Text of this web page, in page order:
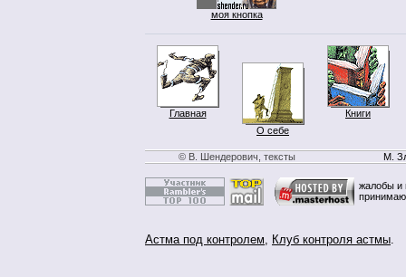
моя кнопка
Главная
О себе
Книги
© В. Шендерович, тексты М.
жалобы и
Астма под контролем, Клуб контроля астмы.